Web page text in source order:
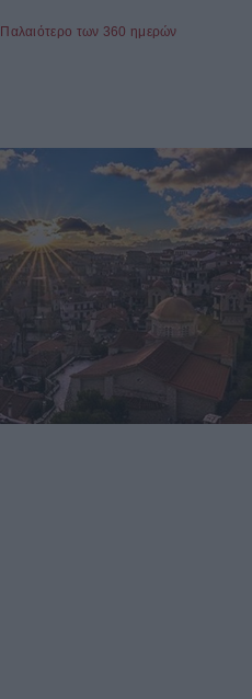
Παλαιότερο των 360 ημερών